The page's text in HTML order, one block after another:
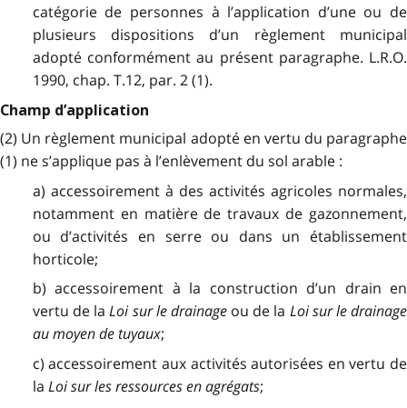
catégorie de personnes à l’application d’une ou de
plusieurs dispositions d’un règlement municipal
adopté conformément au présent paragraphe. L.R.O.
1990, chap. T.12, par. 2 (1).
Champ d’application
(2) Un règlement municipal adopté en vertu du paragraphe
(1) ne s’applique pas à l’enlèvement du sol arable :
a) accessoirement à des activités agricoles normales,
notamment en matière de travaux de gazonnement,
ou d’activités en serre ou dans un établissement
horticole;
b) accessoirement à la construction d’un drain en
vertu de laLoi sur le drainageou de la Loi sur le drainage
au moyen de tuyaux;
c) accessoirement aux activités autorisées en vertu de
la Loi sur les ressources en agrégats;